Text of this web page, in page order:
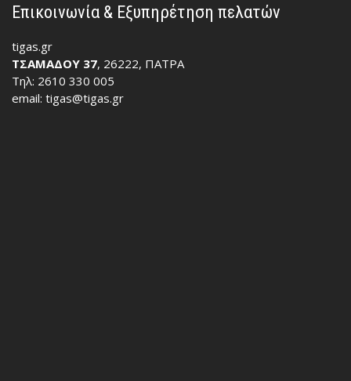
Επικοινωνία & Εξυπηρέτηση πελατών
tigas.gr
ΤΣΑΜΑΔΟΥ 37, 26222, ΠΑΤΡΑ
Τηλ: 2610 330 005
email: tigas@tigas.gr